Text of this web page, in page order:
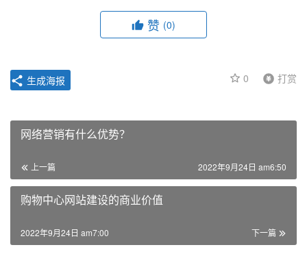
赞 (0)
0 打赏
生成海报
网络营销有什么优势？
上一篇 2022年9月24日 am6:50
购物中心网站建设的商业价值
下一篇
2022年9月24日 am7:00